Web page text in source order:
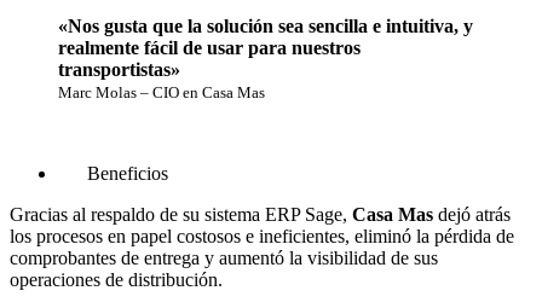
«Nos gusta que la solución sea sencilla e intuitiva, y
realmente fácil de usar para nuestros
transportistas»
Marc Molas – CIO en Casa Mas
Beneficios
Gracias al respaldo de su sistema ERP Sage, Casa Mas dejó atrás
los procesos en papel costosos e ineficientes, eliminó la pérdida de
comprobantes de entrega y aumentó la visibilidad de sus
operaciones de distribución.